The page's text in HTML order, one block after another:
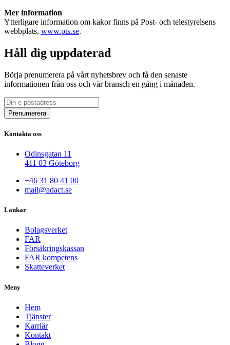
Mer information
Ytterligare information om kakor finns på Post- och telestyrelsens
webbplats, www.pts.se.
Håll dig uppdaterad
Börja prenumerera på vårt nyhetsbrev och få den senaste
informationen från oss och vår bransch en gång i månaden.
Kontakta oss
Odinsgatan 11
411 03 Göteborg
+46 31 80 41 00
mail@adact.se
Länkar
Bolagsverket
FAR
Försäkringskassan
FAR kompetens
Skatteverket
Meny
Hem
Tjänster
Karriär
Kontakt